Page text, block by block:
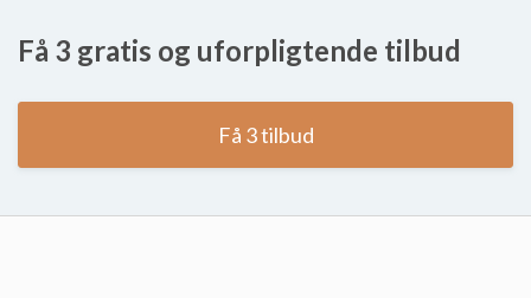
Få 3 gratis og uforpligtende tilbud
Få 3 tilbud